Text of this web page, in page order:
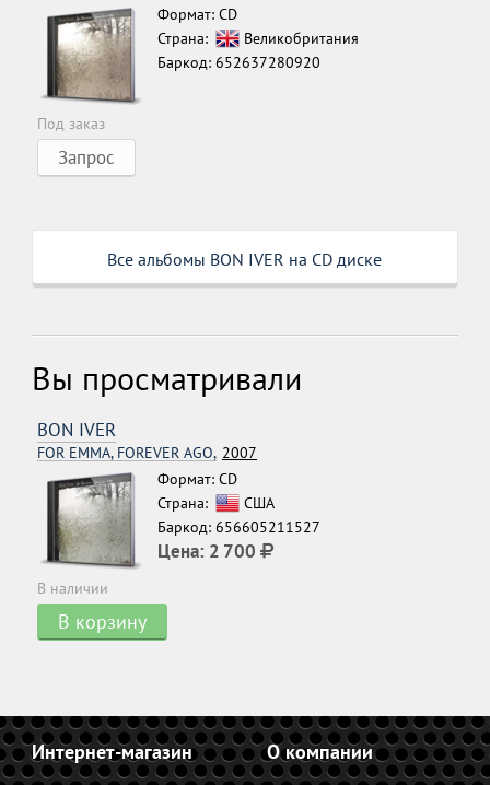
Формат: CD
Страна:
Великобритания
Баркод: 652637280920
Под заказ
Запрос
Все альбомы BON IVER на CD диске
Вы просматривали
BON IVER
FOR EMMA, FOREVER AGO, 2007
Формат: CD
Страна:
США
Баркод: 656605211527
Цена: 2 700
В наличии
В корзину
Интернет-магазин О компании